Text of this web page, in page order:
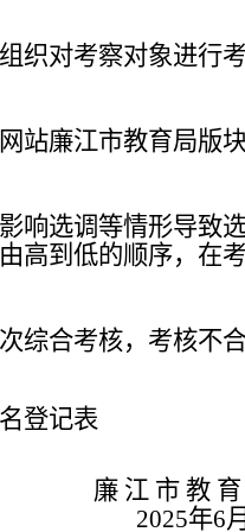
织对考察对象进行考
站廉江市教育局版
响选调等情形导致
高到低的顺序，在
综合考核，考核不
登记表
廉 江 市 教
2025年6月